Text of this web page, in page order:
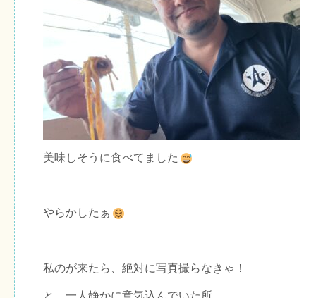
美味しそうに食べてました
やらかしたぁ
私のが来たら、絶対に写真撮らなきゃ！
と、一人静かに意気込んでいた所…